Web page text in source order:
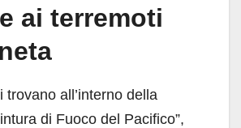
ai terremoti
trovano all’interno della
di Fuoco del Pacifico”,